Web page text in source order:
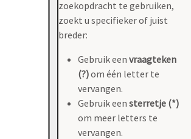
zoekopdracht te gebruiken,
zoekt u specifieker of juist
breder:
Gebruik een vraagteken
(?)om één letter te
vervangen.
Gebruik een sterretje (*)
om meer letters te
vervangen.